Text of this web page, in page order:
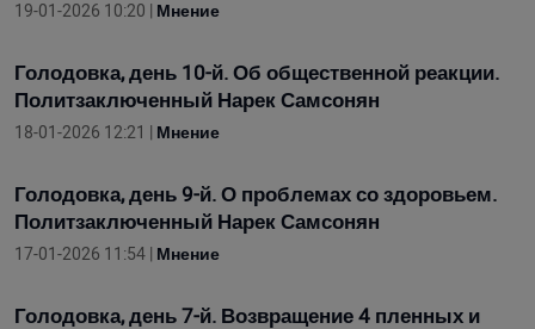
19-01-2026 10:20 | Мнение
Голодовка, день 10-й. Об общественной реакции.
Политзаключенный Нарек Самсонян
18-01-2026 12:21 | Мнение
Голодовка, день 9-й. О проблемах со здоровьем.
Политзаключенный Нарек Самсонян
17-01-2026 11:54 | Мнение
Голодовка, день 7-й. Возвращение 4 пленных и